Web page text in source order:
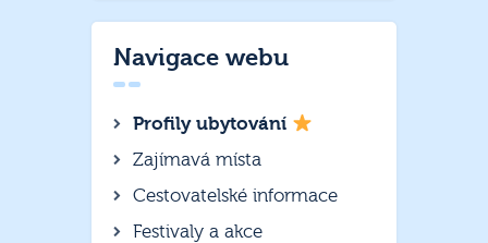
Navigace webu
Profily ubytování
Zajímavá místa
Cestovatelské informace
Festivaly a akce